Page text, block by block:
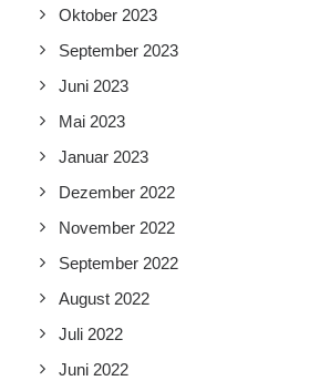
Oktober 2023
September 2023
Juni 2023
Mai 2023
Januar 2023
Dezember 2022
November 2022
September 2022
August 2022
Juli 2022
Juni 2022